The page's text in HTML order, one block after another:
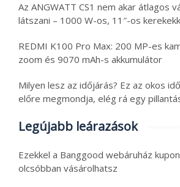
Az ANGWATT CS1 nem akar átlagos
látszani – 1000 W-os, 11″-os
REDMI K100 Pro Max: 200 MP-es
zoom és 9070 mAh-s akkumulátor
Milyen lesz az időjárás? Ez az okos
előre megmondja, elég rá egy
Legújabb leárazások
Ezekkel a Banggood webáruház
olcsóbban vásárolhatsz